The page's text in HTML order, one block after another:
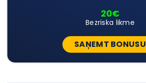
20€
Bezriska likme
SAŅEMT BONUSU